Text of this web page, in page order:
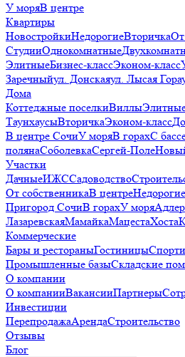
У моряВ центре
Квартиры
НовостройкиНедорогиеВторичкаОт
СтудииОднокомнатные
ЭлитныеБизнес-классЭконом-класс
Заречныйул. Донскаяул. Лысая Гора
Дома
Коттеджные поселкиВиллы
ТаунхаусыВторичкаЭконом-класс
В центре СочиУ моряВ горахС
полянаСоболевкаСергей-Поле
Участки
ДачныеИЖССадоводство
От собственникаВ центреНедорогие
Пригород СочиВ горахУ моряАдлер
ЛазаревскаяМамайкаМацестаХоста
Коммерческие
Бары и рестораныГостиницы
Промышленные базыСкладские
О компании
О компанииВакансииПартнеры
Инвестиции
ПерепродажаАрендаСтроительство
Отзывы
Блог